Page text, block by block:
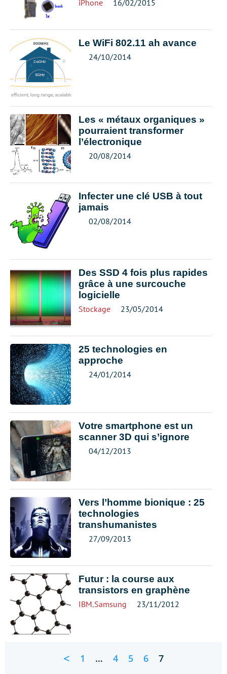
iPhone 16/02/2015
Le WiFi 802.11 ah avance
24/10/2014
Les « métaux organiques »
pourraient transformer
l’électronique
20/08/2014
Infecter une clé USB à tout
jamais
02/08/2014
Des SSD 4 fois plus rapides
grâce à une surcouche
logicielle
Stockage 23/05/2014
25 technologies en
approche
24/01/2014
Votre smartphone est un
scanner 3D qui s’ignore
04/12/2013
Vers l’homme bionique : 25
technologies
transhumanistes
27/09/2013
Futur : la course aux
transistors en graphène
IBM,Samsung 23/11/2012
< 1 … 4 5 6 7